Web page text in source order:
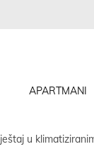
APARTMANI
u